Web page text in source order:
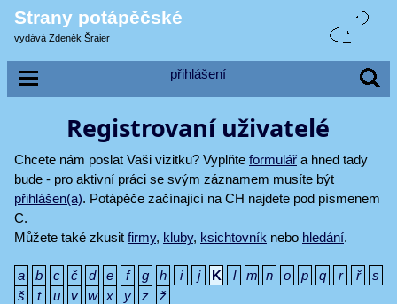
Strany potápěčské
vydává Zdeněk Šraier
přihlášení
Registrovaní uživatelé
Chcete nám poslat Vaši vizitku? Vyplňte formulář a hned tady
bude - pro aktivní práci se svým záznamem musíte být
přihlášen(a). Potápěče začínající na CH najdete pod písmenem
C.
Můžete také zkusit firmy, kluby, ksichtovník nebo hledání.
a b c č d e f g h i j K l m n o p q r ř
s
š
t u v w x y z
ž